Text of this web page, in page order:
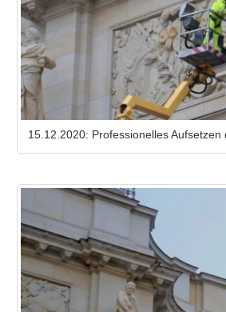
15.12.2020: Professionelles Aufsetzen